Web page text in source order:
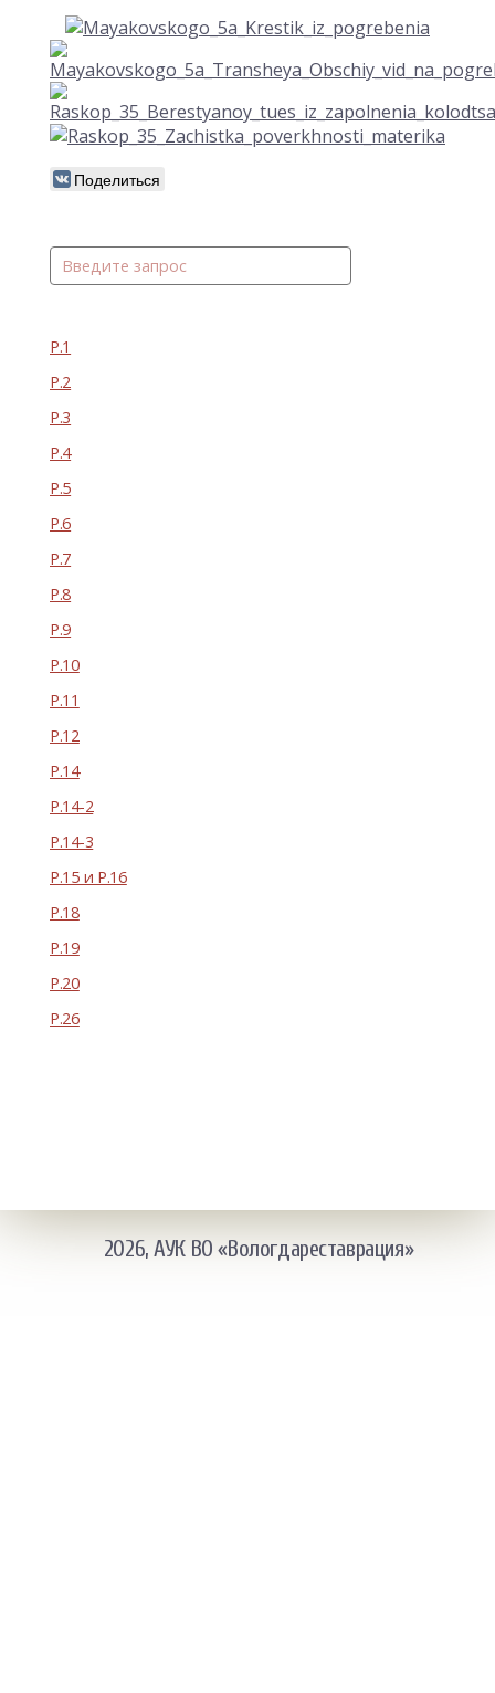
Р.1
Р.2
Р.3
Р.4
Р.5
Р.6
Р.7
Р.8
Р.9
Р.10
Р.11
Р.12
Р.14
Р.14-2
Р.14-3
Р.15 и Р.16
Р.18
Р.19
Р.20
Р.26
Поделиться
2026, АУК ВО «Вологдареставрация»